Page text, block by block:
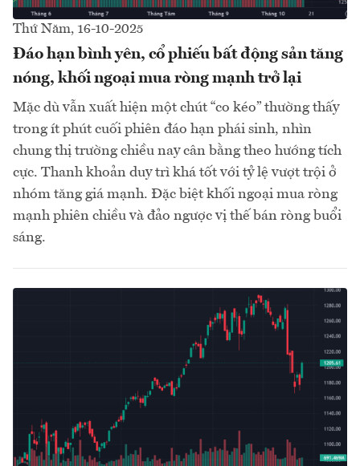
Thứ Năm, 16-10-2025
Đáo hạn bình yên, cổ phiếu bất động sản tăng
nóng, khối ngoại mua ròng mạnh trở lại
Mặc dù vẫn xuất hiện một chút “co kéo” thường thấy
trong ít phút cuối phiên đáo hạn phái sinh, nhìn
chung thị trường chiều nay cân bằng theo hướng tích
cực. Thanh khoản duy trì khá tốt với tỷ lệ vượt trội ở
nhóm tăng giá mạnh. Đặc biệt khối ngoại mua ròng
mạnh phiên chiều và đảo ngược vị thế bán ròng buổi
sáng.